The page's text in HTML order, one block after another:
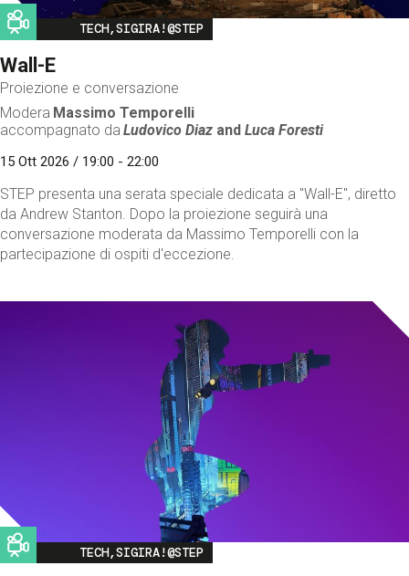
Image
TECH,SIGIRA!@STEP
Wall-E
Proiezione e conversazione
Modera Massimo Temporelli
accompagnato da Ludovico Diaz andLuca Foresti
15 Ott 2026 / 19:00 - 22:00
STEP presenta una serata speciale dedicata a "Wall-E", diretto
da Andrew Stanton. Dopo la proiezione seguirà una
conversazione moderata da Massimo Temporelli con la
partecipazione di ospiti d'eccezione.
Image
TECH,SIGIRA!@STEP